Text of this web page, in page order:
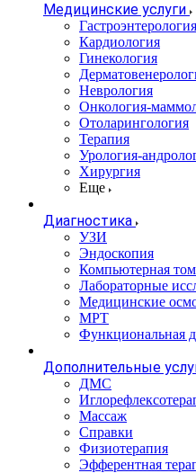
Медицинские услуги
Гастроэнтерология
Кардиология
Гинекология
Неврология
Онкология-
Отоларингология
Терапия
Урология-
Хирургия
Еще
Диагностика
УЗИ
Эндоскопия
Компьютерная
Лабораторные
Медицинские
МРТ
Функциональная
Дополнительные
ДМС
Массаж
Справки
Физиотерапия
Эфферентная